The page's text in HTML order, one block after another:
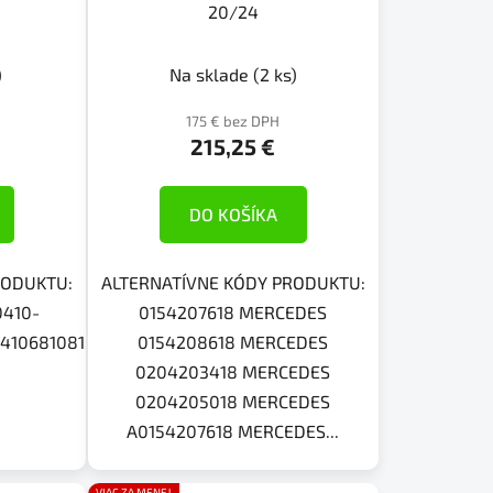
20/24
Na sklade (2 ks)
175 € bez DPH
215,25 €
DO KOŠÍKA
ALTERNATÍVNE KÓDY PRODUKTU:
0154207618 MERCEDES
0154208618 MERCEDES
0204203418 MERCEDES
0204205018 MERCEDES
A0154207618 MERCEDES...